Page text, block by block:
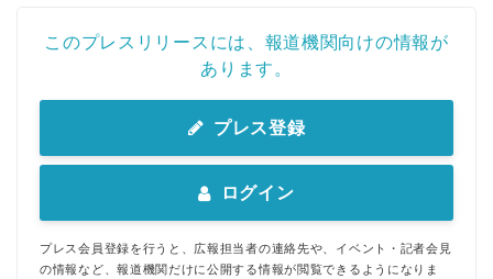
このプレスリリースには、報道機関向けの情報が
あります。
プレス登録
ログイン
プレス会員登録を行うと、広報担当者の連絡先や、イベント・記者会見
の情報など、報道機関だけに公開する情報が閲覧できるようになりま